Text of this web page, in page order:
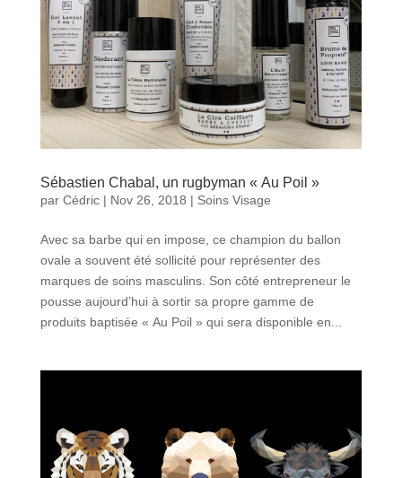
Sébastien Chabal, un rugbyman « Au Poil »
par Cédric| Nov 26, 2018 | Soins Visage
Avec sa barbe qui en impose, ce champion du ballon
ovale a souvent été sollicité pour représenter des
marques de soins masculins. Son côté entrepreneur le
pousse aujourd’hui à sortir sa propre gamme de
produits baptisée « Au Poil » qui sera disponible en...